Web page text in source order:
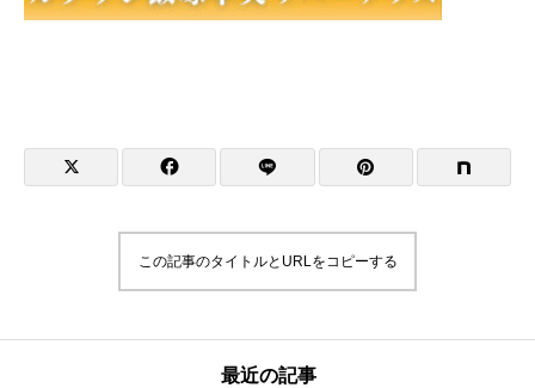
この記事のタイトルとURLをコピーする
最近の記事